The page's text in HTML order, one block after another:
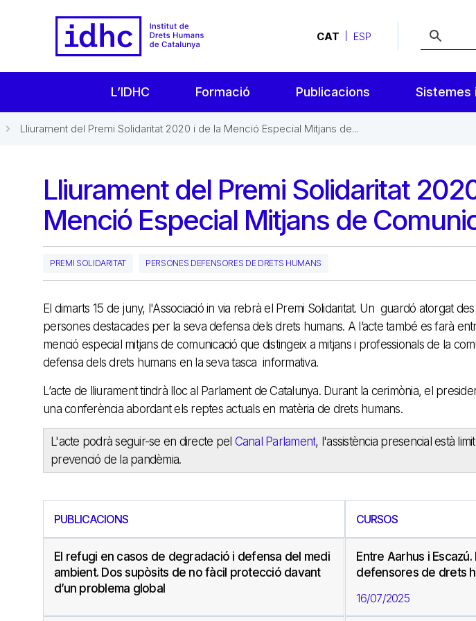
CAT ESP
L’IDHC Formació Publicacions Sistemes
Lliurament del Premi Solidaritat 2020 i de la Menció Especial Mitjans de...
Lliurament del Premi Solidaritat
Menció Especial Mitjans de
PREMI SOLIDARITAT PERSONES DEFENSORES DE DRETS HUMANS
El dimarts 15 de juny, l'Associació in via rebrà el Premi Solidaritat. Un guardó atorgat
persones destacades per la seva defensa dels drets humans. A l’acte també es farà
menció especial mitjans de comunicació que distingeix a mitjans i professionals de la
defensa dels drets humans en la seva tasca informativa.
L’acte de lliurament tindrà lloc al Parlament de Catalunya. Durant la cerimònia, el
una conferència abordant els reptes actuals en matèria de drets humans.
L'acte podrà seguir-se en directe pel Canal Parlament, l'assistència presencial està
prevenció de la pandèmia.
PUBLICACIONS
El refugi en casos de degradació i defensa del medi
ambient. Dos supòsits de no fàcil protecció davant
d’un problema global
CURSOS
Entre Aarhus i
defensores de drets
16/07/2025